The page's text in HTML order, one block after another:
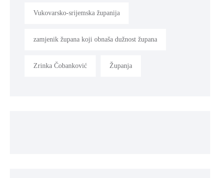
Vukovarsko-srijemska županija
zamjenik župana koji obnaša dužnost župana
Zrinka Čobanković Županja